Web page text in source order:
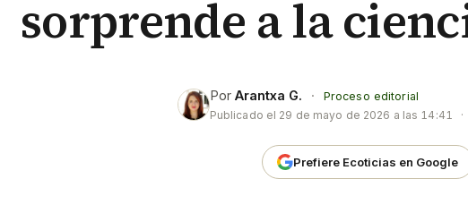
sorprende a la
Por Arantxa G. ·
Proceso editorial
Publicado el 29 de mayo de 2026 a las 14:41 ·
Prefiere Ecoticias en Google